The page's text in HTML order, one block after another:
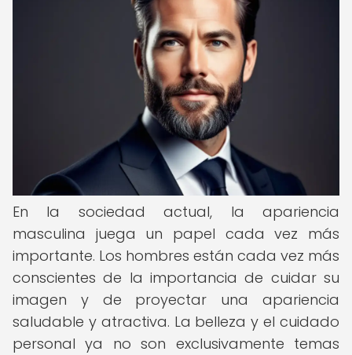
En la sociedad actual, la apariencia
masculina juega un papel cada vez más
importante. Los hombres están cada vez más
conscientes de la importancia de cuidar su
imagen y de proyectar una apariencia
saludable y atractiva. La belleza y el cuidado
personal ya no son exclusivamente temas